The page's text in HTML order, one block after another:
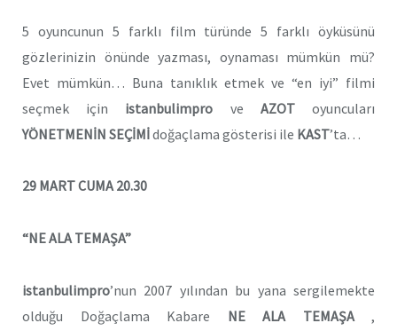
5 oyuncunun 5 farklı film türünde 5 farklı öyküsünü
gözlerinizin önünde yazması, oynaması mümkün mü?
Evet mümkün… Buna tanıklık etmek ve “en iyi” filmi
seçmek için istanbulimpro ve AZOToyuncuları
YÖNETMENİN SEÇİMİdoğaçlama gösterisi ile KAST’ta…
29 MART CUMA 20.30
“NE ALA TEMAŞA”
istanbulimpro’nun 2007 yılından bu yana sergilemekte
olduğu Doğaçlama Kabare NE ALA TEMAŞA,